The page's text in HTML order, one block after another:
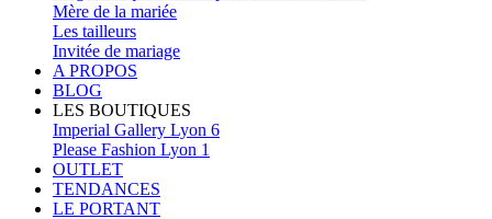
Mère de la mariée
Les tailleurs
Invitée de mariage
A PROPOS
BLOG
LES BOUTIQUES
Imperial Gallery Lyon 6
Please Fashion Lyon 1
OUTLET
TENDANCES
LE PORTANT